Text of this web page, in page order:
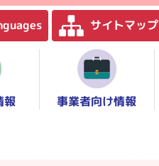
サイトマップ
報 事業者向け情報